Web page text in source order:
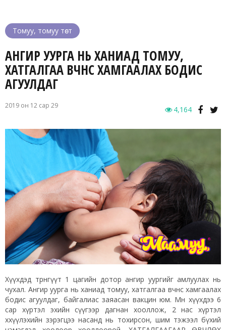
Томуу, томуу төст
АНГИР УУРГА НЬ ХАНИАД ТОМУУ,
ХАТГАЛГАА ӨВЧНӨӨС ХАМГААЛАХ БОДИС
АГУУЛДАГ
2019 он 12 сар 29 4,164
Хүүхдэд төрөнгүүт 1 цагийн дотор ангир уургийг амлуулах нь
чухал. Ангир уурга нь ханиад томуу, хатгалгаа өвчнөөс хамгаалах
бодис агуулдаг, байгалиас заяасан вакцин юм. Мөн хүүхдээ 6
сар хүртэл эхийн сүүгээр дагнан хооллож, 2 нас хүртэл
хөхүүлэхийн зэрэгцээ насанд нь тохирсон, шим тэжээл бүхий